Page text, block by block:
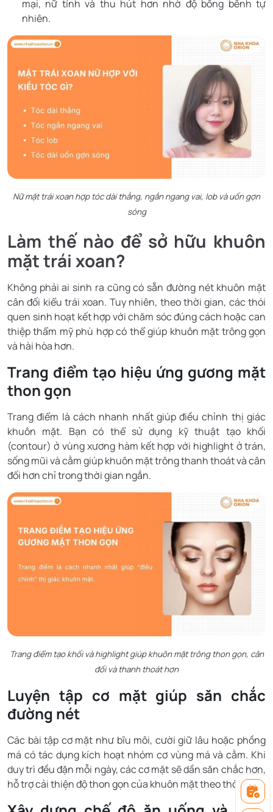
mại, nữ tính và thu hút hơn nhờ độ bồng bềnh tự
nhiên.
Nữ mặt trái xoan hợp tóc dài thẳng, ngắn ngang vai, lob và uốn gợn
sóng
Làm thế nào để sở hữu khuôn
mặt trái xoan?
Không phải ai sinh ra cũng có sẵn đường nét khuôn mặt
cân đối kiểu trái xoan. Tuy nhiên, theo thời gian, các thói
quen sinh hoạt kết hợp với chăm sóc đúng cách hoặc can
thiệp thẩm mỹ phù hợp có thể giúp khuôn mặt trông gọn
và hài hòa hơn.
Trang điểm tạo hiệu ứng gương mặt
thon gọn
Trang điểm là cách nhanh nhất giúp điều chỉnh thị giác
khuôn mặt. Bạn có thể sử dụng kỹ thuật tạo khối
(contour) ở vùng xương hàm kết hợp với highlight ở trán,
sống mũi và cằm giúp khuôn mặt trông thanh thoát và cân
đối hơn chỉ trong thời gian ngắn.
Trang điểm tạo khối và highlight giúp khuôn mặt trông thon gọn, cân
đối và thanh thoát hơn
Luyện tập cơ mặt giúp săn chắc
đường nét
Các bài tập cơ mặt như bĩu môi, cười giữ lâu hoặc phồng
má có tác dụng kích hoạt nhóm cơ vùng má và cằm. Khi
duy trì đều đặn mỗi ngày, các cơ mặt sẽ dần săn chắc hơn,
hỗ trợ cải thiện độ thon gọn của khuôn mặt theo thời gian.